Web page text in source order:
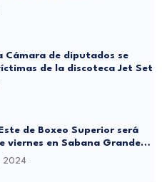
Cámara de diputados se
de la discoteca Jet Set
de Boxeo Superior será
viernes en Sabana Grande
2024